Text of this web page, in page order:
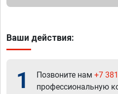
Ваши действия:
1 Позвоните нам +7
профессиональную